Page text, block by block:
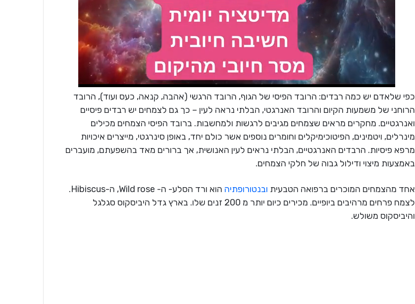
כפי שלאדם יש כמה רבדים: הרובד הפיסי של הגוף, הרובד הרגשי (אהבה, קנאה, כעס ועוד), הרובד
הרוחני של משמעות הקיום והרובד האנרגטי, הבלתי נראה לעין – כך גם לצמחים יש רבדים פיסיים
ואנרגטיים. מחקרים מראים שצמחים מגיבים לרגשות ולמחשבות. ברובד הפיסי הצמחים מכילים
מינרלים, ויטמינים, הפיטוכימיקלים וחומרים נוספים אשר כולם יחד, באופן סינרגטי, מייצרים איכויות
מרפא פיסיות. הרבדים האנרגטיים, הבלתי נראים לעין האנושית, אך ברורים מאד בהשפעתם, מועברים
באמצעות מיצוי ודילול גבוה של חלקי הצמחים.
אחד מהצמחים המוכרים ברפואה הטבעית ובנטורופתיה
הוא ורד הסלע- ה- Wild rose, ה-Hibiscus.
לצמח פרחים מרהיבים ביופיים. מכירים כיום יותר מ 200 זנים שלו. בארץ גדל היביסקוס סגלגל
והיביסקוס משולש.